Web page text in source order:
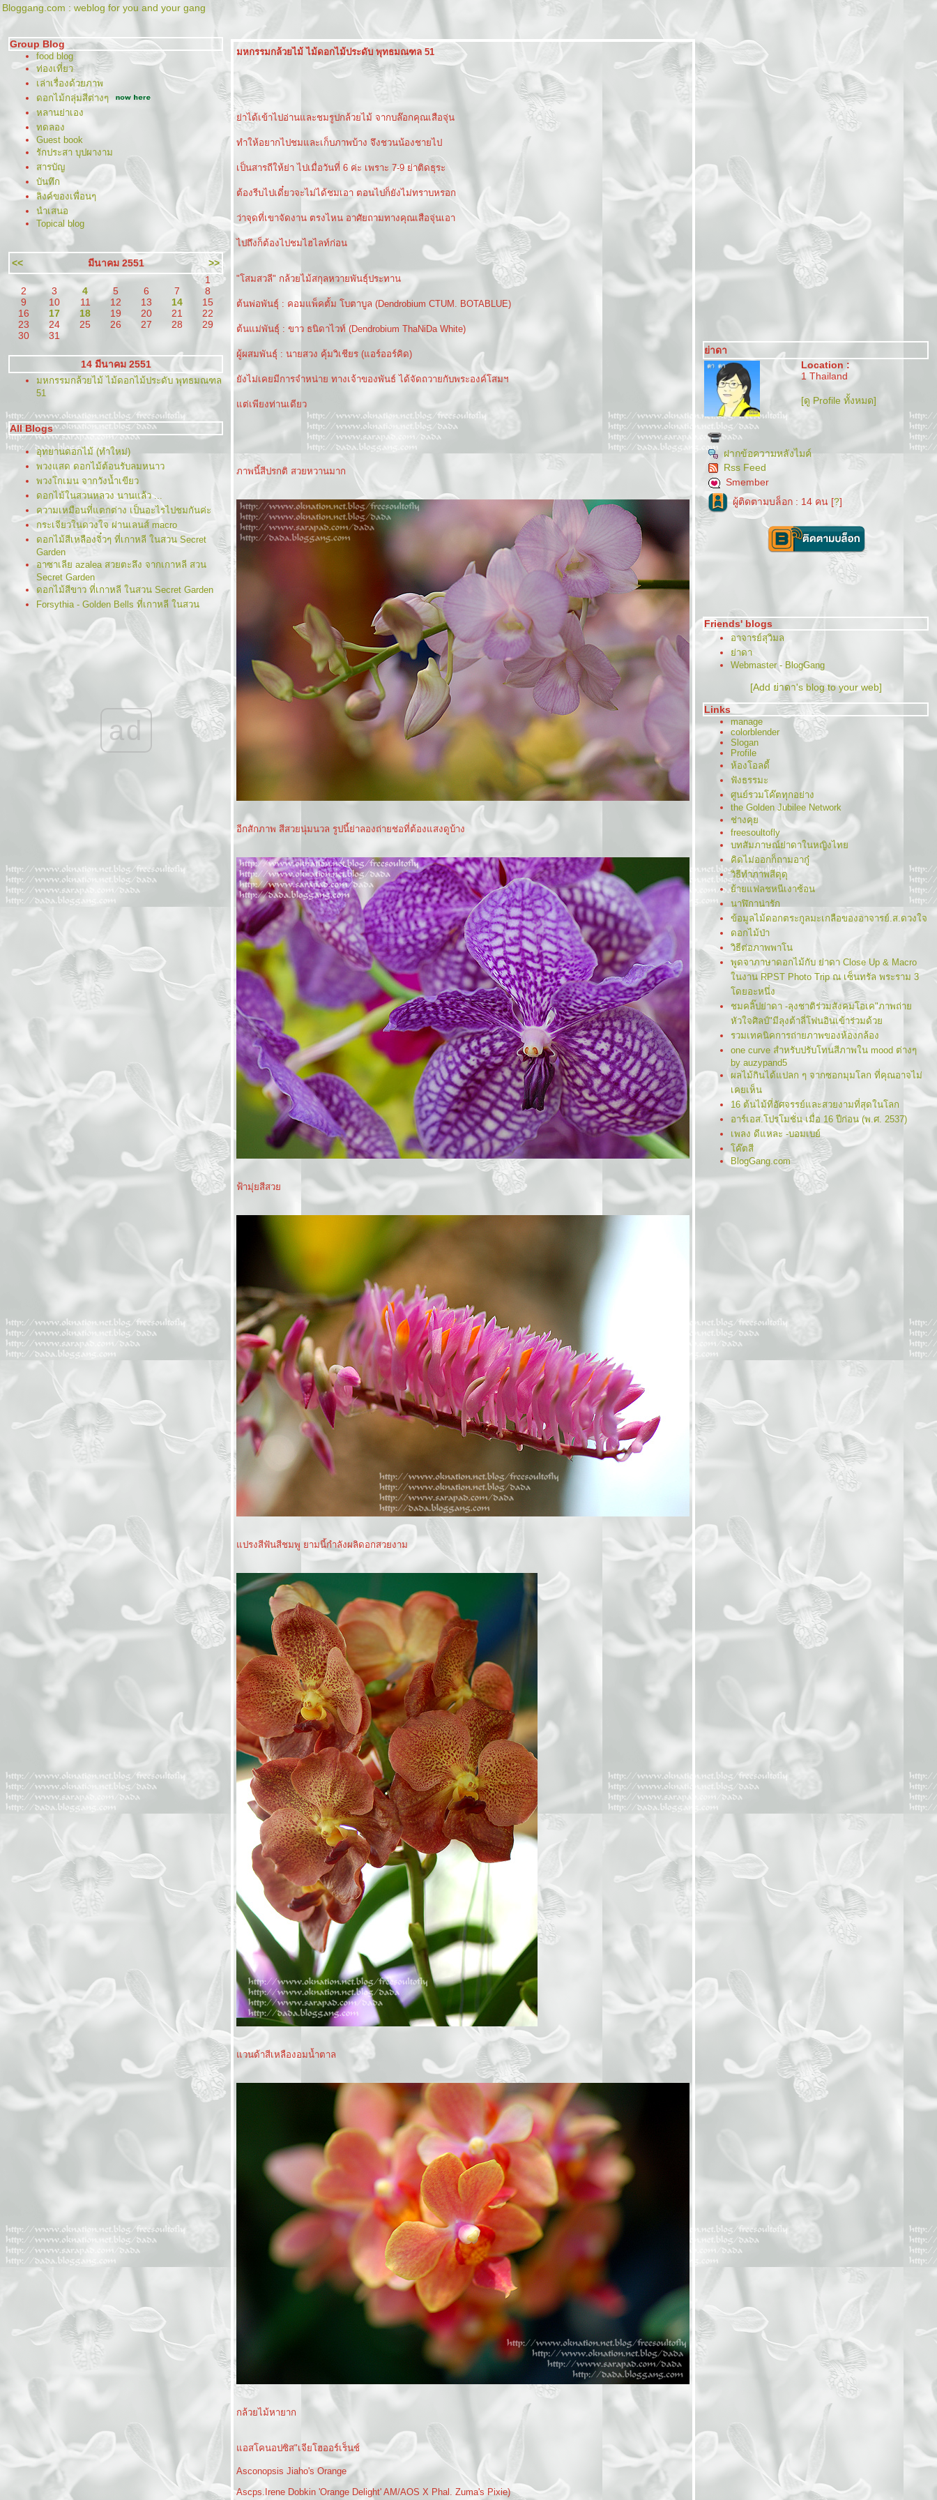
Bloggang.com : weblog for you and your gang
Group Blog
food blog
ท่องเที่ยว
เล่าเรื่องด้วยภาพ
ดอกไม้กลุ่มสีต่างๆ
หลานย่าเอง
ทดลอง
Guest book
รักประสา บุปผางาม
สารบัญ
บันทึก
ลิงค์ของเพื่อนๆ
นำเสนอ
Topical blog
<< มีนาคม 2551
>>
1
2
3 4 5 6 7
8
9
10 11 12 13 14
15
16
17 18 19 20 21
22
23
24 25 26 27 28
29
30
31
14 มีนาคม 2551
มหกรรมกล้วยไม้ ไม้ดอกไม้ประดับ พุทธมณฑล
51
All Blogs
อุทยานดอกไม้ (ทำใหม่)
พวงแสด ดอกไม้ต้อนรับลมหนาว
พวงโกเมน จากวังน้ำเขียว
ดอกไม้ในสวนหลวง นานแล้ว ...
ความเหมือนที่แตกต่าง เป็นอะไรไปชมกันค่ะ
กระเจียวในดวงใจ ผ่านเลนส์ macro
ดอกไม้สีเหลืองจิ๋วๆ ที่เกาหลี ในสวน Secret
Garden
อาซาเลีย azalea สวยตะลึง จากเกาหลี สวน
Secret Garden
ดอกไม้สีขาว ที่เกาหลี ในสวน Secret Garden
Forsythia - Golden Bells ที่เกาหลี ในสวน
ดอกบ๊วย Prunus mume ที่เกาหลี ในสวน
Secret Garden
รักแรกพบ ที่เกาหลี
ดอกไม้สีชมพู จากทริปเชียงรา
ดอกไม้สีเหลือง จากทริปเชียงรา
ดอกไม้สีม่วงจากทริปเชียงรา
บัว ที่สวนหลวงในวันเหงาๆ
มวลดอกไม้ในสวน
ดอกไม้,กระรอก และกะปอม จากสวนสราญรมย์
ดอกไม้หลากสีจากกรีซ
ดอกไม้สีม่วง จาก กรีซ
I love macro! Guara so cute from Aus
ดอกบัว หลายพันธุ์มาแล้วจ๊ะ +เอาลิงค์มาฝาก
I love macro ! ภาค Parsley จาก ออส
นำมวลดอกไม้มาคลายเหงา
กุหลาบจากงานมหกรรมกล้วยไม้นานาชาติ
มหัศจรรย์กล้วยไม้นานาชาติ The Amazing
Orchid Beyond Frontier part 1
In my mom's garden part 2รูปหล่อหินทรา
พระพิฆเนศวร
In my mom's garden part 1(พรมดอกปีบ)
มหกรรมกล้วยไม้ ไม้ดอกไม้ประดับ พุทธมณฑล
51 ตอนที่ 2
มหกรรมกล้วยไม้ ไม้ดอกไม้ประดับ พุทธมณฑล
กัลปพฤกษ์ ไม้แห่งการอธิษฐาน
บัวนานาชาติ เฉลิมพระเกียรติฯ ที่สวนหลวงร.๙
กล้วยไม้ที่สยามพารากอน ตอน2
กล้วยไม้ที่สยามพารากอน
ปฎิทิน 2006
landscape ที่สวนหลวง
ดอกไม้สีม่วง
ดอกไม้สีขาว
ad
มหกรรมกล้วยไม้ ไม้ดอกไม้ประดับ พุทธมณฑล 51
่าได้เข้าไปอ่านและชมรูปกล้วยไม้ จากบล๊อกคุณเสือจุ่น
ทำให้อยากไปชมและเก็บภาพบ้าง จึงชวนน้องชายไป
เป็นสารถีให้ย่า ไปเมื่อวันที่ 6 ค่ะ เพราะ 7-9 ย่าติดธุระ
ต้องรีบไปเดี๋ยวจะไม่ได้ชมเอา ตอนไปก็ยังไม่ทราบหรอก
ว่าจุดที่เขาจัดงาน ตรงไหน อาศัยถามทางคุณเสือจุ่นเอา
ไปถึงก็ต้องไปชมไฮไลท์ก่อน
"โสมสวลี" กล้วยไม้สกุลหวายพันธุ์ประทาน
ต้นพ่อพันธุ์ : คอมแพ็คตั้ม โบตาบูล (Dendrobium CTUM. BOTABLUE)
ต้นแม่พันธุ์ : ขาว ธนิดาไวท์ (Dendrobium ThaNiDa White)
ผู้ผสมพันธุ์ : นายสวง คุ้มวิเชียร (แอร์ออร์คิด)
ังไม่เคยมีการจำหน่าย ทางเจ้าของพันธ์ ได้จัดถวายกับพระองค์โสมฯ
ต่เพียงท่านเดียว
ภาพนี้สีปรกติ สวยหวานมาก
อีกสักภาพ สีสวยนุ่มนวล รูปนี้ย่าลองถ่ายช่อที่ต้องแสงดูบ้าง
ฟ้ามุ่ยสีสว
ปรงสีฟันสีชมพู ยามนี้กำลังผลิดอกสวยงาม
วนด้าสีเหลืองอมน้ำตาล
กล้วยไม้หายาก
อสโคนอปซิส"เจียโฮออร์เร็นช์
Asconopsis Jiaho's Orange
Ascps.Irene Dobkin 'Orange Delight' AM/AOS X Phal. Zuma's Pixie)
่าดา
Location :
1 Thailand
[ดู Profile ทั้งหมด]
ฝากข้อความหลังไมค์
Rss Feed
Smember
ผู้ติดตามบล็อก : 14 คน [?]
Friends' blogs
อาจารย์สุวิมล
่าดา
Webmaster - BlogGang
[Add ย่าดา's blog to your web]
Links
manage
colorblender
Slogan
Profile
ห้องโอลดี้
ฟังธรรมะ
ศูนย์รวมโค๊ตทุกอย่าง
the Golden Jubilee Network
ช่างคุ
freesoultofly
บทสัมภาษณ์ย่าดาในหญิงไท
คิดไม่ออกก็ถามอากู๋
วิธีทำภาพสีดุดุ
้ายแฟลชหนีเงาซ้อน
นาฬิกาน่ารัก
ข้อมูลไม้ดอกตระกูลมะเกลือของอาจารย์.ส.ดวงใจ
ดอกไม้ป่า
วิธีต่อภาพพาโน
พูดจาภาษาดอกไม้กับ ย่าดา Close Up & Macro
นงาน RPST Photo Trip ณ เซ็นทรัล พระราม 3
ดยอะหนึ่ง
ชมคลิ๊ปย่าดา -ลุงชาติร่วมสังคมโอเค"ภาพถ่า
หัวใจศิลป์"มีลุงต้าลี่โฟนอินเข้าร่วมด้ว
รวมเทคนิคการถ่ายภาพของห้องกล้อง
one curve สำหรับปรับโทนสีภาพใน mood ต่างๆ
by auzypand5
ผลไม้กินได้แปลก ๆ จากซอกมุมโลก ที่คุณอาจไม่
เคยเห็น
16 ต้นไม้ที่อัศจรรย์และสวยงามที่สุดในโลก
อาร์เอส.โปรโมชั่น เมื่อ 16 ปีก่อน (พ.ศ. 2537)
เพลง ดีแหละ -บอมเบย์
ค๊ตสี
BlogGang.com